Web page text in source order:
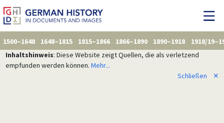
1500–1648 1648–1815 1815–1866 1866–1890 1890–1918
1918/
Inhaltshinweis: Diese Website zeigt Quellen, die als verletzend
empfunden werden können. Mehr...
Schließen
✕